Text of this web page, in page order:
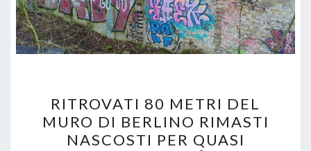
80
METRI
DEL
RITROVATI 80 METRI DEL
MURO DI BERLINO RIMASTI
NASCOSTI PER QUASI